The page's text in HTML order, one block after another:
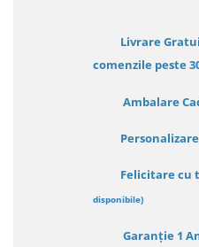
Livrare
comenzile peste
Ambalare
Felicitare cu
disponibile)
Garanție 1